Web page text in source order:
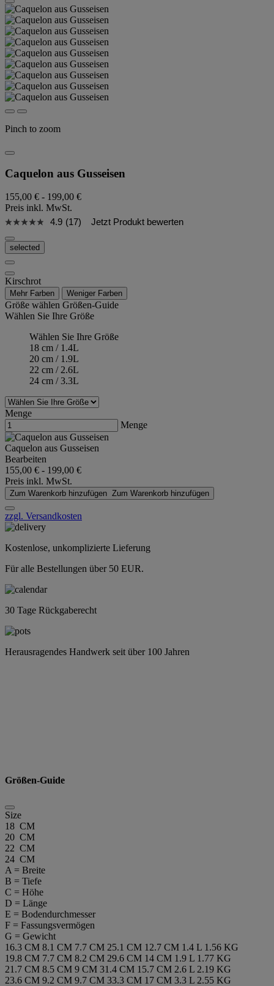
Pinch to zoom
Caquelon aus Gusseisen
155,00 € - 199,00 €
Preis inkl. MwSt.
4.9 (17) Jetzt Produkt bewerten
selected
Kirschrot
Mehr Farben Weniger Farben
Größe wählen Größen-Guide
Wählen Sie Ihre Größe
Wählen Sie Ihre Größe
18 cm / 1.4L
20 cm / 1.9L
22 cm / 2.6L
24 cm / 3.3L
Menge
Menge
Caquelon aus Gusseisen
Bearbeiten
155,00 € - 199,00 €
Preis inkl. MwSt.
Zum Warenkorb hinzufügen Zum Warenkorb hinzufügen
zzgl. Versandkosten
Kostenlose, unkomplizierte Lieferung
Für alle Bestellungen über 50 EUR.
30 Tage Rückgaberecht
Herausragendes Handwerk seit über 100 Jahren
Größen-Guide
Size
18 CM
20 CM
22 CM
24 CM
A = Breite
B = Tiefe
C = Höhe
D = Länge
E = Bodendurchmesser
F = Fassungsvermögen
G = Gewicht
16.3 CM 8.1 CM 7.7 CM 25.1 CM 12.7 CM 1.4 L 1.56 KG
19.8 CM 7.7 CM 8.2 CM 29.6 CM 14 CM 1.9 L 1.77 KG
21.7 CM 8.5 CM 9 CM 31.4 CM 15.7 CM 2.6 L 2.19 KG
23.6 CM 9.2 CM 9.7 CM 33.3 CM 17 CM 3.3 L 2.55 KG